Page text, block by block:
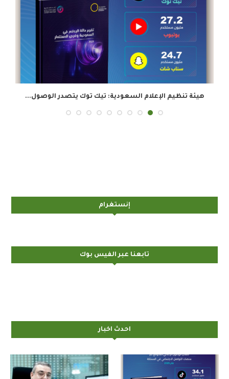
هيئة تنظيم الإعلام السعودية: تيك توك يتصدر الوصول...
إنستغرام
تابعنا عبر الفيس بوك
احدث اخبار